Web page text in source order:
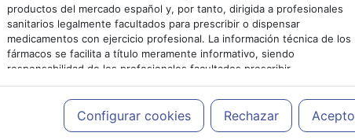
Cancelar
productos del mercado español y, por tanto, dirigida a profesionales
sanitarios legalmente facultados para prescribir o dispensar
medicamentos con ejercicio profesional. La información técnica de los
fármacos se facilita a título meramente informativo, siendo
responsabilidad de los profesionales facultados prescribir
medicamentos y decidir, en cada caso concreto, el tratamiento más
adecuado a las necesidades del paciente.
Configurar cookies Rechazar Acepto
PUBLICIDAD